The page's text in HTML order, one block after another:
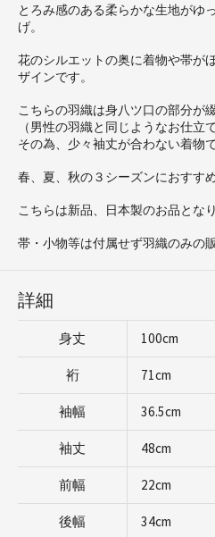
とろみ感のある柔らかな生地がゆ
げ。
花のシルエットの奥に着物や帯が
ザインです。
こちらの羽織は身八ツ口の部分が
（男性の羽織と同じようなお仕立
その為、少々袖丈が合わない着物
春、夏、秋の３シーズンにおすすめ
こちらは新品、日本製のお品となり
帯・小物等は付属せず羽織のみの
詳細
身丈 100cm
裄 71cm
袖幅 36.5cm
袖丈 48cm
前幅 22cm
後幅 34cm